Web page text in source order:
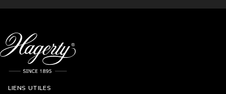
LIENS UTILES